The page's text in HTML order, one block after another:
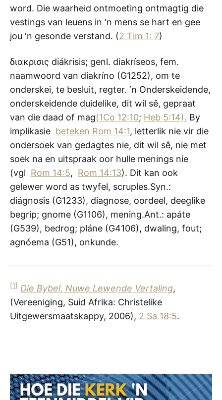
word. Die waarheid ontmoeting ontmagtig die
vestings van leuens in ‘n mens se hart en gee
jou ‘n gesonde verstand. (2 Tim 1: 7)
διακρισις diákrisis; genl. diakríseos, fem.
naamwoord van diakríno (G1252), om te
onderskei, te besluit, regter. ‘n Onderskeidende,
onderskeidende duidelike, dit wil sê, gepraat
van die daad of mag(1Co 12:10; Heb 5:14). By
implikasie beteken Rom 14:1, letterlik nie vir die
ondersoek van gedagtes nie, dit wil sê, nie met
soek na en uitspraak oor hulle menings nie
(vgl Rom 14:5, Rom 14:13). Dit kan ook
gelewer word as twyfel, scruples.Syn.:
diágnosis (G1233), diagnose, oordeel, deeglike
begrip; gnome (G1106), mening.Ant.: apáte
(G539), bedrog; pláne (G4106), dwaling, fout;
agnóema (G51), onkunde.
[1] Die Bybel, Nuwe Lewende Vertaling,
(Vereeniging, Suid Afrika: Christelike
Uitgewersmaatskappy, 2006), 2 Sa 18:5.